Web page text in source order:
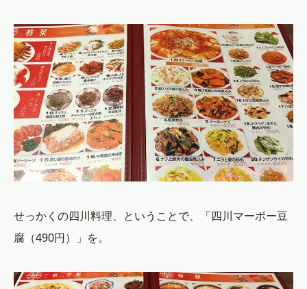
せっかくの四川料理、ということで、「四川マーボー豆
腐（490円）」を。